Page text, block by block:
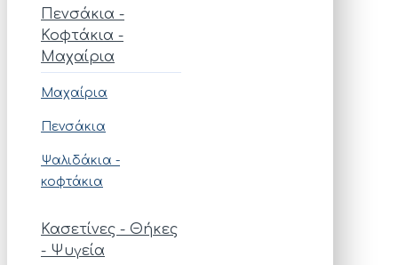
Πενσάκια -
Κοφτάκια -
Μαχαίρια
Μαχαίρια
Πενσάκια
Ψαλιδάκια -
κοφτάκια
Κασετίνες - Θήκες
- Ψυγεία